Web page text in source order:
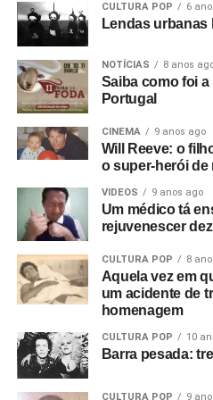
>>> Saiba como apoiar o
Foto: Reprodução Internet
filmando em 8mm.
E começamos um filme que
The Panik na última noite do
escuro e a filmagem ficou
lado. Aí o Rob me ligou e
uma banda nova chamada
queria ir vê-los no The
Fui vê-los no antigo Russell
absolutamente incríveis; me
com eles naquele instante. Fui
de discos local e contei a ele
em Altrincham, onde eu tinha
1963-64, e disse que ele
Mais tarde, apresentei-o ao
cópias do primeiro EP da
CULTURA POP 6
Lendas
NOTÍCIAS 8 anos
Saiba como foi a
Portugal
CINEMA 9 anos ago
Will Reeve: o
o super-herói de
VIDEOS 9 anos ago
Um médico tá
rejuvenescer
CULTURA POP 8
Aquela vez em
um acidente de
homenagem
CULTURA POP 10
Barra pesada:
CULTURA POP 9